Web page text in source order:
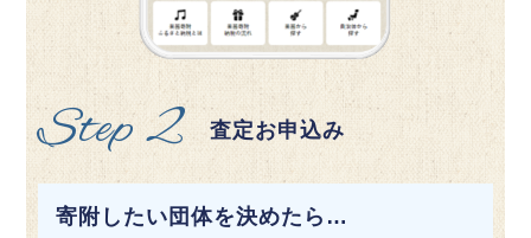
Step 2 査定お申込み
寄附したい団体を決めたら…